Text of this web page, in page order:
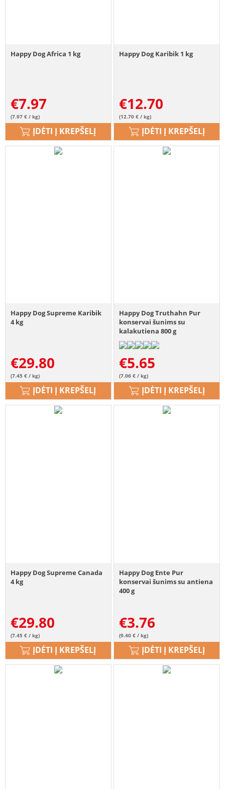
Happy Dog Africa 1 kg
€7.97
(7.97 € / kg)
ĮDĖTI Į KREPŠELĮ
Happy Dog Karibik 1 kg
€12.70
(12.70 € / kg)
ĮDĖTI Į KREPŠELĮ
Happy Dog Supreme Karibik
4 kg
€29.80
(7.45 € / kg)
ĮDĖTI Į KREPŠELĮ
Happy Dog Truthahn Pur
konservai šunims su
kalakutiena 800 g
€5.65
(7.06 € / kg)
ĮDĖTI Į KREPŠELĮ
Happy Dog Supreme Canada
4 kg
€29.80
(7.45 € / kg)
ĮDĖTI Į KREPŠELĮ
Happy Dog Ente Pur
konservai šunims su antiena
400 g
€3.76
(9.40 € / kg)
ĮDĖTI Į KREPŠELĮ